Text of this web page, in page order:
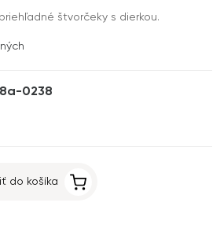
štvorčeky s dierkou.
0238
do košíka